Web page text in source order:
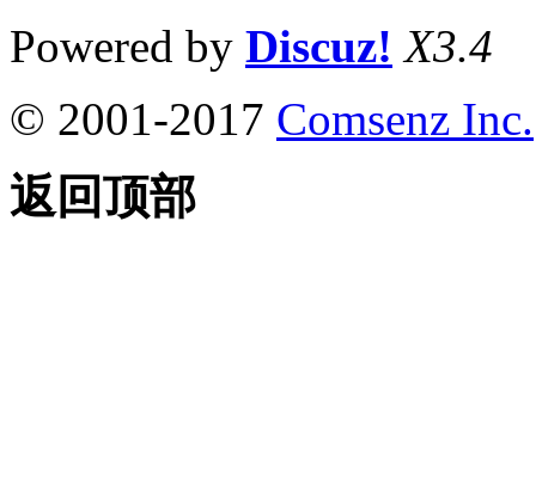
Powered by Discuz! X3.4
© 2001-2017 Comsenz Inc.
返回顶部